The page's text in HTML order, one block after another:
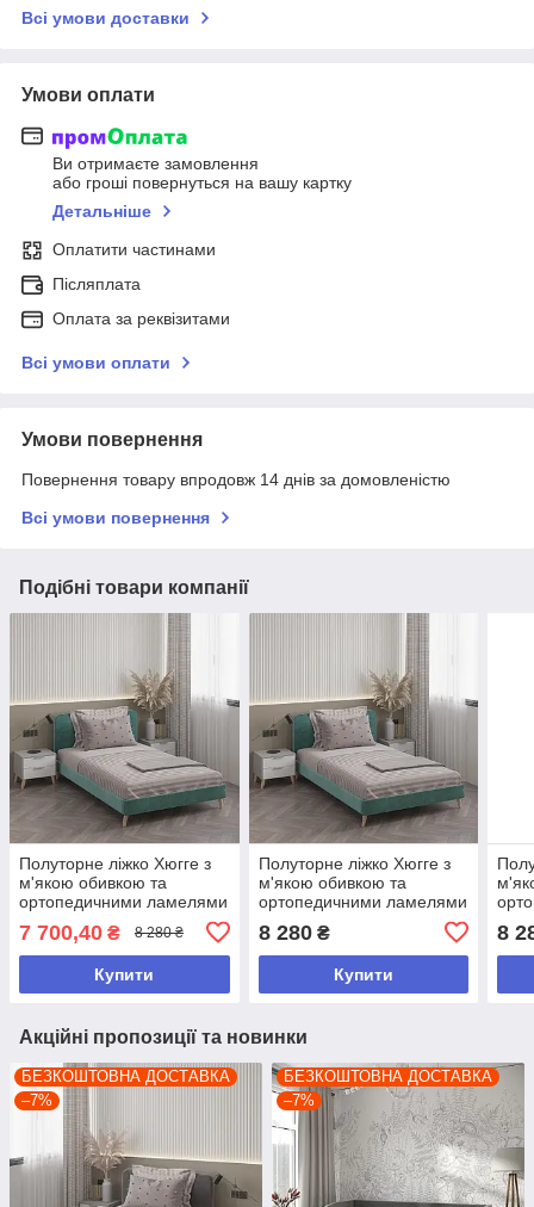
Всі умови доставки
Умови оплати
Ви отримаєте замовлення
або гроші повернуться на вашу картку
Детальніше
Оплатити частинами
Післяплата
Оплата за реквізитами
Всі умови оплати
Умови повернення
Повернення товару впродовж 14 днів за домовленістю
Всі умови повернення
Подібні товари компанії
Полуторне ліжко Хюгге з
м'якою обивкою та
ортопедичними ламелями
Бірюза 900*1272*2076 мм
7 700,40 ₴ 8 280 ₴
Купити
Полуторне ліжко Хюгге з
м'якою обивкою та
ортопедичними ламелями
Бірюза 900*1272*2076 мм
8 280₴
Купити
мм
8
Акційні пропозиції та новинки
БЕЗКОШТОВНА ДОСТАВКА
–7%
БЕЗКОШТОВНА ДОСТАВКА
–7%